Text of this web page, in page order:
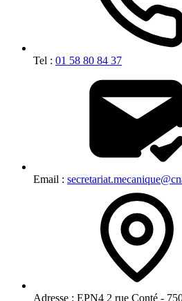
Tel : 01 58 80 84 37
Email :
Adresse : EPN4 2 rue Conté -